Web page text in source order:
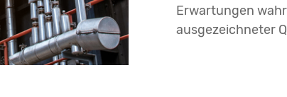
Erwartungen
ausgezeichneter